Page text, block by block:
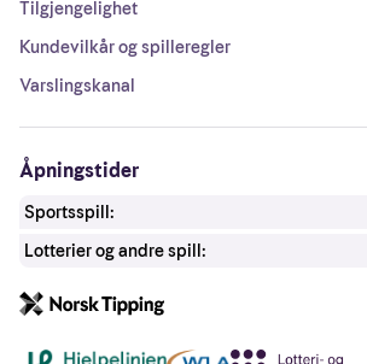
Tilgjengelighet
Kundevilkår og spilleregler
Varslingskanal
Åpningstider
Sportsspill:
Lotterier og andre spill: